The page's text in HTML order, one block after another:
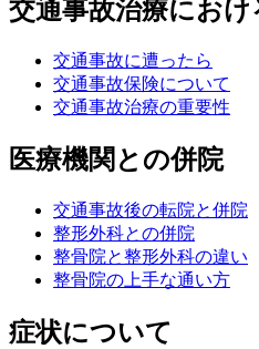
交通事故治療におけ
交通事故に遭ったら
交通事故保険について
交通事故治療の重要性
医療機関との併院
交通事故後の転院と併院
整形外科との併院
整骨院と整形外科の違い
整骨院の上手な通い方
症状について